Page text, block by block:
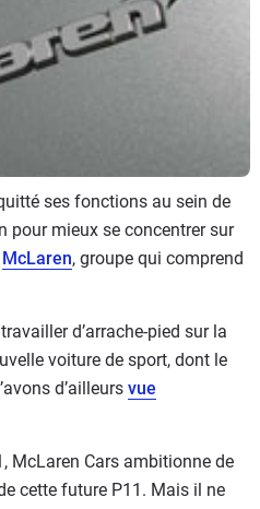
ses fonctions au sein de
pour mieux se concentrer sur
McLaren, groupe qui comprend
d’arrache-pied sur la
voiture de sport, dont le
d’ailleurs vue
McLaren Cars ambitionne de
cette future P11. Mais il ne